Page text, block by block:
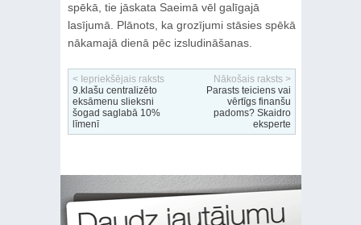
spēkā, tie jāskata Saeimā vēl galīgajā
lasījumā. Plānots, ka grozījumi stāsies spēkā
nākamajā dienā pēc izsludināšanas.
< Iepriekšējais raksts
9.klašu centralizēto
eksāmenu slieksni
šogad saglabā 10%
līmenī
Nākošais raksts >
Parasts teiciens vai
vērtīgs finanšu
padoms? Skaidro
eksperte